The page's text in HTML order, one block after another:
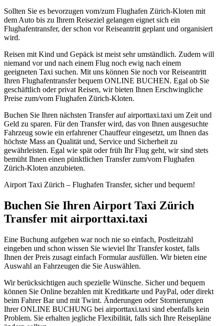
Sollten Sie es bevorzugen vom/zum Flughafen Zürich-Kloten mit
dem Auto bis zu Ihrem Reiseziel gelangen eignet sich ein
Flughafentransfer, der schon vor Reiseantritt geplant und organisiert
wird.
Reisen mit Kind und Gepäck ist meist sehr umständlich. Zudem will
niemand vor und nach einem Flug noch ewig nach einem
geeigneten Taxi suchen. Mit uns können Sie noch vor Reiseantritt
Ihren Flughafentransfer bequem ONLINE BUCHEN. Egal ob Sie
geschäftlich oder privat Reisen, wir bieten Ihnen Erschwingliche
Preise zum/vom Flughafen Zürich-Kloten.
Buchen Sie Ihren nächsten Transfer auf airporttaxi.taxi um Zeit und
Geld zu sparen. Für den Transfer wird, das von Ihnen ausgesuchte
Fahrzeug sowie ein erfahrener Chauffeur eingesetzt, um Ihnen das
höchste Mass an Qualität und, Service und Sicherheit zu
gewährleisten. Egal wie spät oder früh Ihr Flug geht, wir sind stets
bemüht Ihnen einen pünktlichen Transfer zum/vom Flughafen
Zürich-Kloten anzubieten.
Airport Taxi Zürich – Flughafen Transfer, sicher und bequem!
Buchen Sie Ihren Airport Taxi Zürich
Transfer mit airporttaxi.taxi
Eine Buchung aufgeben war noch nie so einfach, Postleitzahl
eingeben und schon wissen Sie wieviel Ihr Transfer kostet, falls
Ihnen der Preis zusagt einfach Formular ausfüllen. Wir bieten eine
Auswahl an Fahrzeugen die Sie Auswählen.
Wir berücksichtigen auch spezielle Wünsche. Sicher und bequem
können Sie Online bezahlen mit Kreditkarte und PayPal, oder direkt
beim Fahrer Bar und mit Twint. Änderungen oder Stornierungen
Ihrer ONLINE BUCHUNG bei airporttaxi.taxi sind ebenfalls kein
Problem. Sie erhalten jegliche Flexibilität, falls sich Ihre Reisepläne